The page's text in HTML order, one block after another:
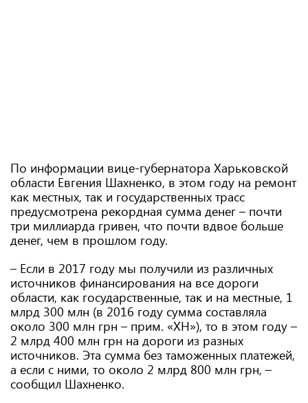
По информации вице-губернатора Харьковской
области Евгения Шахненко, в этом году на ремонт
как местных, так и государственных трасс
предусмотрена рекордная сумма денег – почти
три миллиарда гривен, что почти вдвое больше
денег, чем в прошлом году.
– Если в 2017 году мы получили из различных
источников финансирования на все дороги
области, как государственные, так и на местные, 1
млрд 300 млн (в 2016 году сумма составляла
около 300 млн грн – прим. «ХН»), то в этом году –
2 млрд 400 млн грн на дороги из разных
источников. Эта сумма без таможенных платежей,
а если с ними, то около 2 млрд 800 млн грн, –
сообщил Шахненко.